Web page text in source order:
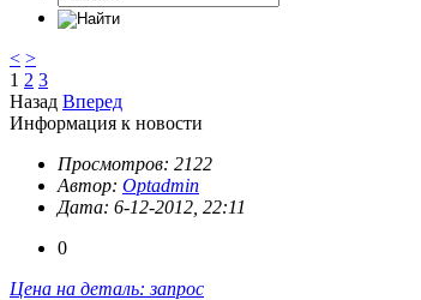
< >
1 2 3
Назад Вперед
Информация к новости
Просмотров: 2122
Автор: Optadmin
Дата: 6-12-2012, 22:11
0
Цена на деталь: запрос